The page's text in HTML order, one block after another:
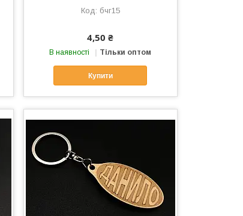
бчг15
4,50 ₴
В наявності Тільки оптом
Купити